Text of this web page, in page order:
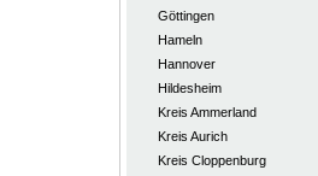
Göttingen
Hameln
Hannover
Hildesheim
Kreis Ammerland
Kreis Aurich
Kreis Cloppenburg